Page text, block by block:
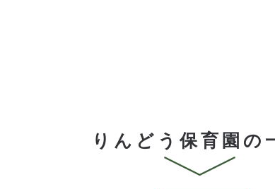
りんどう保育園の